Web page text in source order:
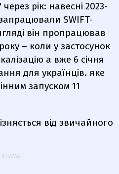
рік: навесні 2023-
SWIFT-
він пропрацював
– коли у застосунок
а вже 6 січня
для українців. яке
запуском 11
від звичайного